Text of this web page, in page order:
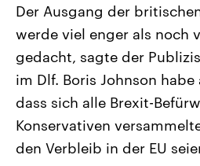
Landtagswahl Sachsen-Anhalt
2026
Alle Informationen
Sachsen-Anhalt wählt am 6.
September 2026 einen neuen
Landtag. Seit 2021 wird das
Bundesland von einer Koalition
Umfragen, Prognosen,
Der Ausgang der
werde viel enger als noch
gedacht, sagte der
im Dlf. Boris Johnson
dass sich alle Brexit-
Konservativen
den Verbleib in der EU